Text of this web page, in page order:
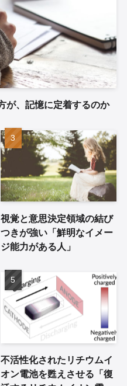
が、記憶に定着するのか
視覚と意思決定領域の結び
つきが強い「鮮明なイメー
ジ能力がある人」
不活性化されたリチウムイ
オン電池を甦えさせる「復